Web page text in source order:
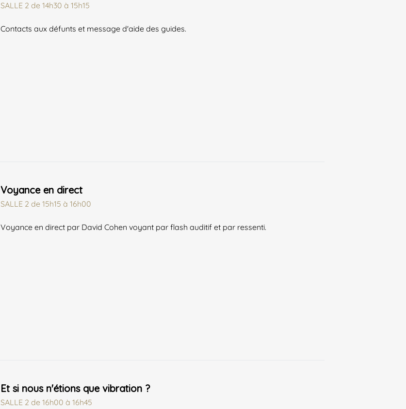
SALLE 2de14h30 à 15h15
Contacts aux défunts et message d'aide des guides.
Voyance en direct
SALLE 2de15h15 à 16h00
Voyance en direct par David Cohen voyant par flash auditif et par ressenti.
Et si nous n'étions que vibration ?
SALLE 2de16h00 à 16h45